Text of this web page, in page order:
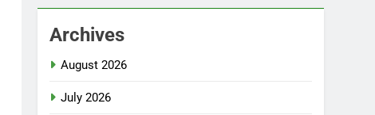
Archives
August 2026
July 2026